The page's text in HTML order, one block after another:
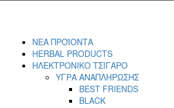
ΝΕΑ ΠΡΟΪΟΝΤΑ
HERBAL PRODUCTS
ΗΛΕΚΤΡΟΝΙΚΟ ΤΣΙΓΑΡΟ
ΥΓΡΑ ΑΝΑΠΛΗΡΩΣΗΣ
BEST FRIENDS
BLACK